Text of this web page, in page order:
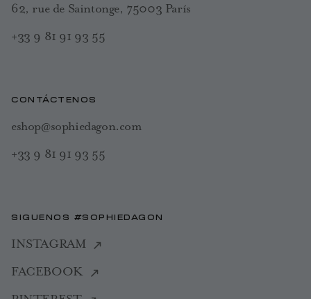
62, rue de Saintonge, 75003 París
+33 9 81 91 93 55
CONTÁCTENOS
eshop@sophiedagon.com
+33 9 81 91 93 55
SIGUENOS #SOPHIEDAGON
INSTAGRAM
FACEBOOK